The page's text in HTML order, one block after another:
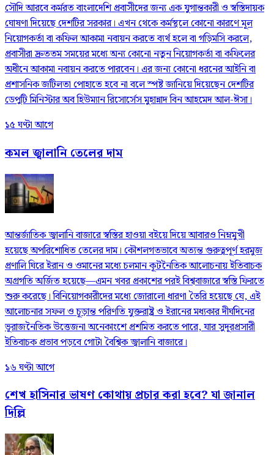
সৌদি আরবে কর্মরত বাংলাদেশি প্রবাসীদের জন্য এক যুগান্তকারী ও স্বস্তিদায়ক
ঘোষণা দিয়েছে দেশটির সরকার। এখন থেকে কর্মস্থলে কোনো কারণে মূল
নিয়োগকর্তা বা কফিল আকামা নবায়ন করতে ব্যর্থ হলে বা গড়িমসি করলে,
প্রবাসীরা দ্রুততম সময়ের মধ্যে অন্য কোনো নতুন নিয়োগকর্তা বা কফিলের
অধীনে আকামা নবায়ন করতে পারবেন। এর জন্য কোনো ধরনের আইনি বা
প্রশাসনিক জটিলতা পোহাতে হবে না বলে স্পষ্ট জানিয়ে দিয়েছেন দেশটির
ডেপুটি মিনিস্টার অব হিউম্যান রিসোর্সেস মুহান্নাদ বিন আহমেদ আল-ঈসা।
১৫ ঘণ্টা আগে
কমল জ্বালানি তেলের দাম
আন্তর্জাতিক জ্বালানি বাজারে স্বস্তির হাওয়া বইয়ে দিয়ে আবারও নিম্নমুখী
হয়েছে অপরিশোধিত তেলের দাম। কৌশলগতভাবে অত্যন্ত গুরুত্বপূর্ণ হরমুজ
প্রণালি ঘিরে ইরান ও ওমানের মধ্যে চলমান কূটনৈতিক আলোচনায় ইতিবাচক
অগ্রগতি অর্জিত হয়েছে—এমন খবর প্রকাশের পরই বিশ্ববাজারে স্বস্তি ফিরতে
শুরু করেছে। বিনিয়োগকারীদের মধ্যে জোরালো ধারণা তৈরি হয়েছে যে, এই
আলোচনার সফল ও চূড়ান্ত পরিণতি যুক্তরাষ্ট্র ও ইরানের মধ্যকার দীর্ঘদিনের
ভূরাজনৈতিক উত্তেজনা অনেকাংশে প্রশমিত করতে পারে, যার সুদূরপ্রসারী
ইতিবাচক প্রভাব পড়বে গোটা বৈশ্বিক জ্বালানি বাজারে।
১৬ ঘণ্টা আগে
শেখ হাসিনার ভাষণ কোথায় প্রচার করা হবে? যা জানাল
দিল্লি